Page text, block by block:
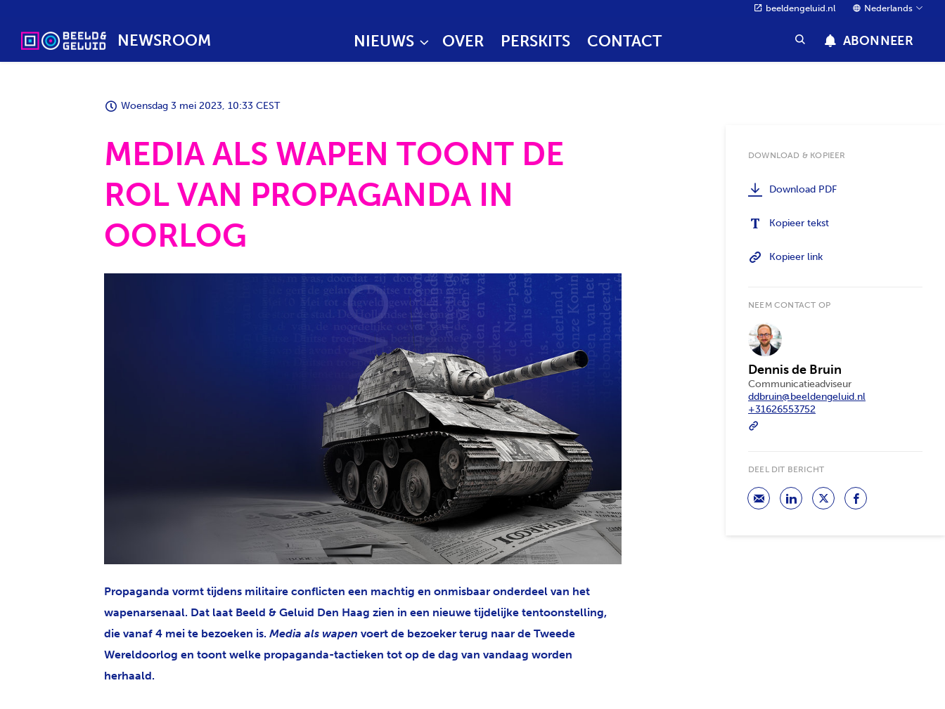
beeldengeluid.nl Nederlands
NEWSROOM NIEUWS OVER PERSKITS CONTACT ABONNEER
Woensdag 3 mei 2023, 10:33 CEST
MEDIA ALS WAPEN TOONT DE
ROL VAN PROPAGANDA IN
OORLOG
Propaganda vormt tijdens militaire conflicten een machtig en onmisbaar onderdeel van het
wapenarsenaal. Dat laat Beeld & Geluid Den Haag zien in een nieuwe tijdelijke tentoonstelling,
die vanaf 4 mei te bezoeken is. Media als wapen voert de bezoeker terug naar de Tweede
Wereldoorlog en toont welke propaganda-tactieken tot op de dag van vandaag worden
herhaald.
DOWNLOAD & KOPIEER
Download PDF
Kopieer tekst
Kopieer link
NEEM CONTACT OP
Dennis de Bruin
Communicatieadviseur
ddbruin@beeldengeluid.nl
+31626553752
DEEL DIT BERICHT